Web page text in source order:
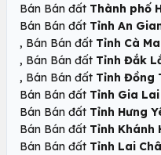
Bán Bán đất Thành phố
Bán Bán đất Tỉnh An
, Bán Bán đất Tỉnh Cà
, Bán Bán đất Tỉnh Đắk
, Bán Bán đất Tỉnh Đồng
Bán Bán đất Tỉnh Gia Lai
Bán Bán đất Tỉnh Hưng
Bán Bán đất Tỉnh Khánh
Bán Bán đất Tỉnh Lai